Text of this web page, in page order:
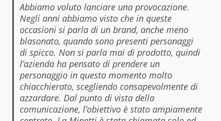
Abbiamo voluto lanciare una provocazione.
Negli anni abbiamo visto che in queste
occasioni si parla di un brand, anche meno
blasonato, quando sono presenti personaggi
di spicco. Non si parla mai di prodotto, quindi
l’azienda ha pensato di prendere un
personaggio in questo momento molto
chiacchierato, scegliendo consapevolmente di
azzardare. Dal punto di vista della
comunicazione, l’obiettivo è stato ampiamente